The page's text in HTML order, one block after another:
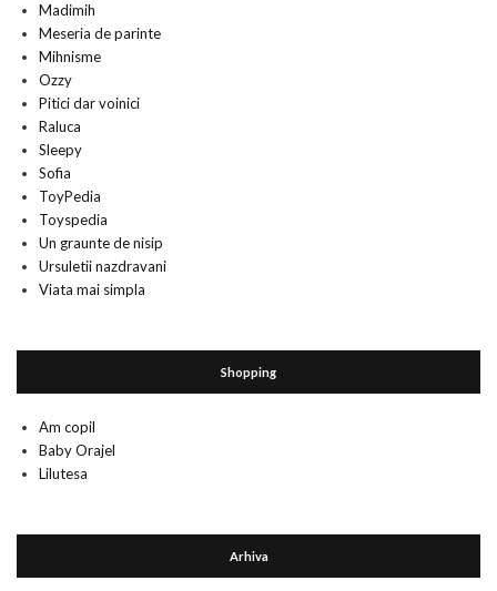
Madimih
Meseria de parinte
Mihnisme
Ozzy
Pitici dar voinici
Raluca
Sleepy
Sofia
ToyPedia
Toyspedia
Un graunte de nisip
Ursuletii nazdravani
Viata mai simpla
Shopping
Am copil
Baby Orajel
Lilutesa
Arhiva